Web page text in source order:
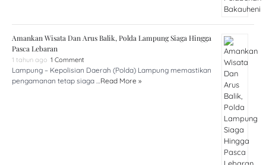
Amankan Wisata Dan Arus Balik, Polda Lampung Siaga Hingga
Pasca Lebaran
1 tahun ago 1 Comment
Lampung – Kepolisian Daerah (Polda) Lampung memastikan
pengamanan tetap siaga … Read More »